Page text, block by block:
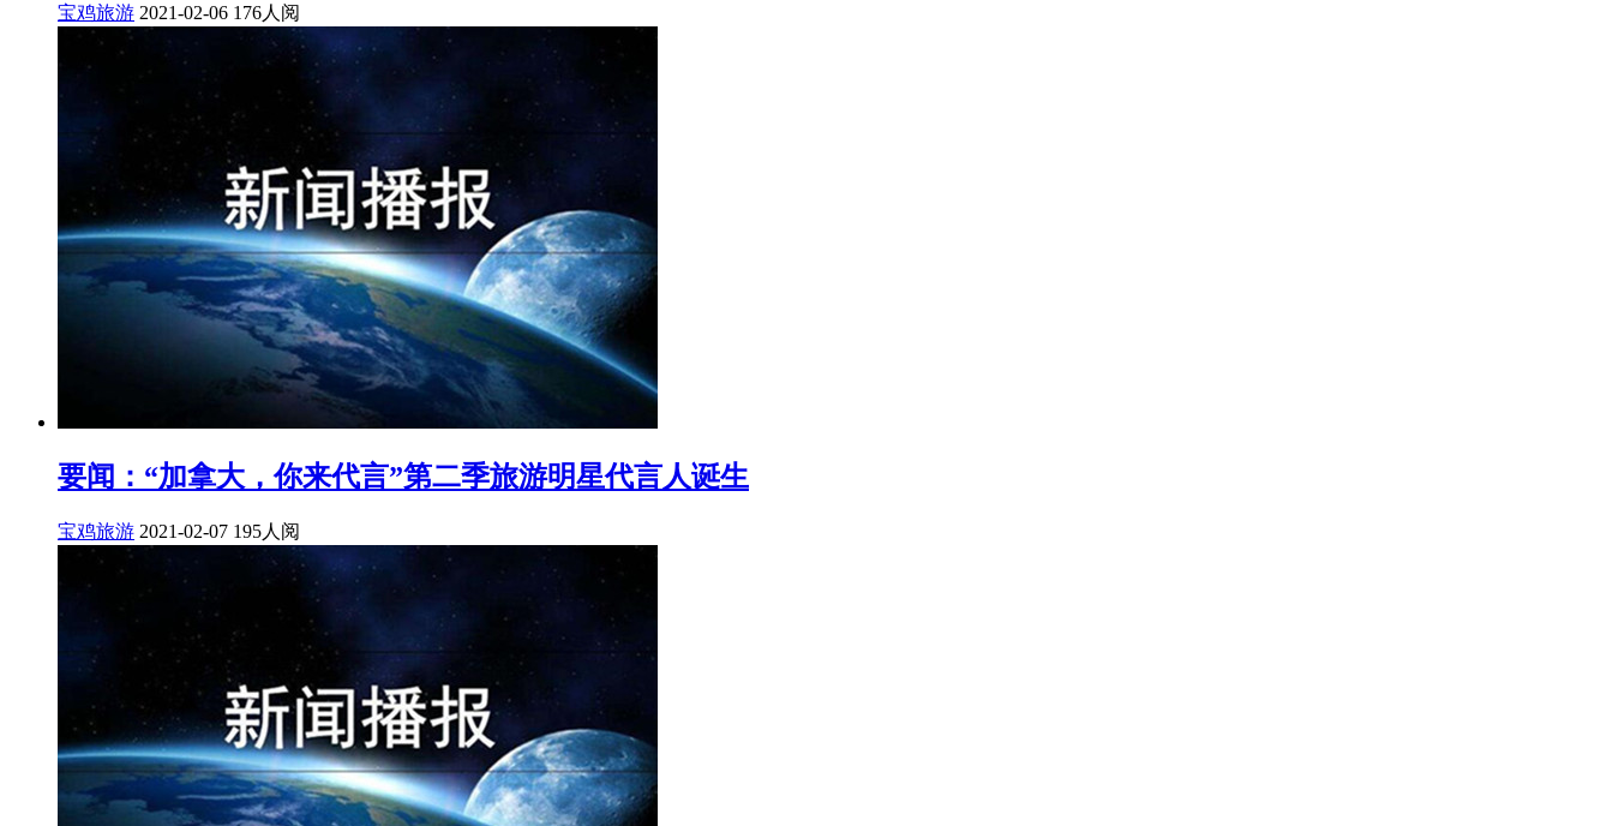
宝鸡旅游 2021-02-06 176人阅
要闻：“加拿大，你来代言”第二季旅游明星代言人诞生
宝鸡旅游 2021-02-07 195人阅